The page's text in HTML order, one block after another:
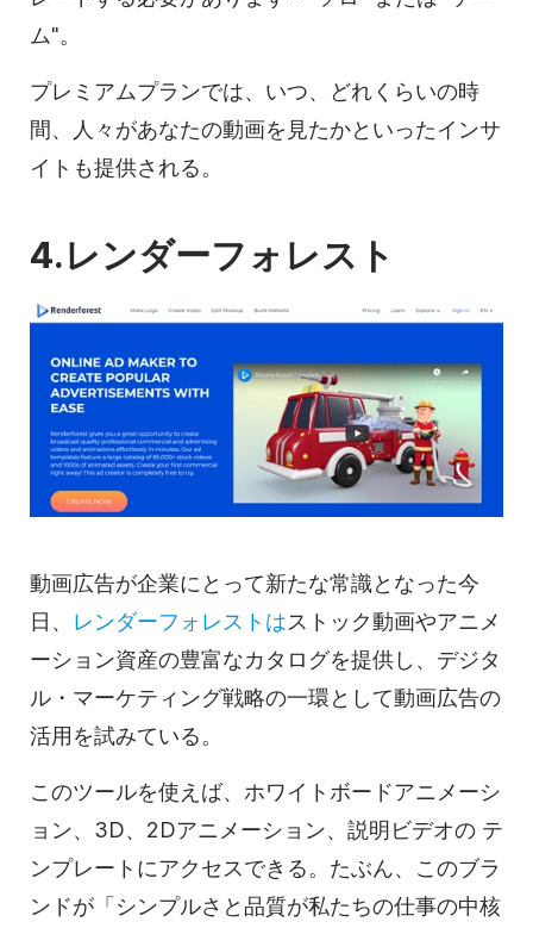
ム"。
プレミアムプランでは、いつ、どれくらいの時
間、人々があなたの動画を見たかといったインサ
イトも提供される。
4.レンダーフォレスト
動画広告が企業にとって新たな常識となった今
日、 レンダーフォレストはストック動画やアニメ
ーション資産の豊富なカタログを提供し、デジタ
ル・マーケティング戦略の一環として動画広告の
活用を試みている。
このツールを使えば、ホワイトボードアニメーシ
ョン、3D、2Dアニメーション、説明 ビデオの テ
ンプレートにアクセスできる。たぶん、このブラ
ンドが「シンプルさと品質が私たちの仕事の中核